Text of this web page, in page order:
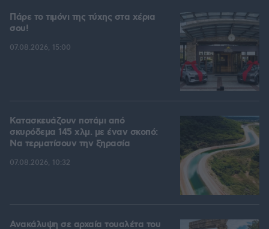
Πάρε το τιμόνι της τύχης στα χέρια
σου!
07.08.2026, 15:00
Κατασκευάζουν ποτάμι από
σκυρόδεμα 145 χλμ. με έναν σκοπό:
Να τερματίσουν την ξηρασία
07.08.2026, 10:32
Ανακάλυψη σε αρχαία τουαλέτα του